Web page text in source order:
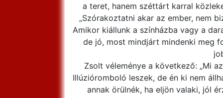
a teret, hanem széttárt karral
„Szórakoztatni akar az ember, nem
Amikor kiállunk a színházba vagy a
de jó, most mindjárt mindenki meg
Zsolt véleménye a következő: „Mi
Illúzióromboló leszek, de én ki nem
annak örülnék, ha eljön valaki, jól